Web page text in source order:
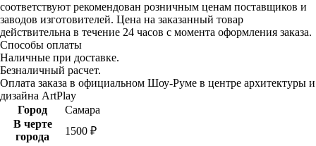
соответствуют рекомендован розничным ценам поставщиков и
заводов изготовителей. Цена на заказанный товар
действительна в течение 24 часов с момента оформления заказа.
Способы оплаты
Наличные при доставке.
Безналичный расчет.
Оплата заказа в официальном Шоу-Руме в центре архитектуры и
дизайна ArtPlay
Город
Самара
В черте
города
1500 ₽